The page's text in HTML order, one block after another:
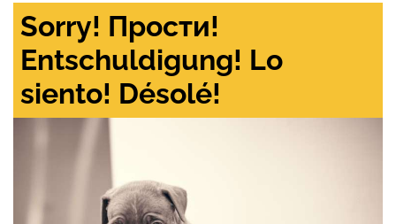
Sorry! Прости!
Entschuldigung! Lo
siento! Désolé!